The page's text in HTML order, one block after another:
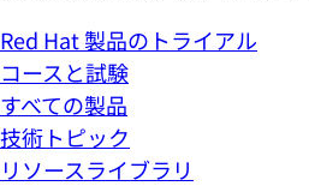
Red Hat 製品のトライアル
コースと試験
すべての製品
技術トピック
リソースライブラリ